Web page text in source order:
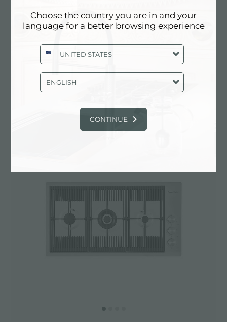
Cosmo
Coloration
Élément chauffant
Choose the country you are in and your
language for a better browsing experience
UNITED STATES
ENGLISH
CONTINUE